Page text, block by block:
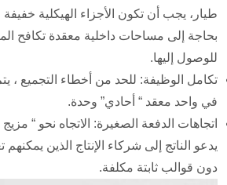
طيار، يجب أن تكون الأجزاء الهيكلية خفيفة
بحاجة إلى مساحات داخلية معقدة تكافح
للوصول إليها.
تكامل الوظيفة: للحد من أخطاء التجميع ،
في واحد معقد “ أحادي” وحدة.
اتجاهات الدفعة الصغيرة: الاتجاه نحو “
يدعو الناتج إلى شركاء الإنتاج الذين
دون قوالب ثابتة مكلفة.